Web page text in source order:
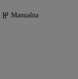
Manualna